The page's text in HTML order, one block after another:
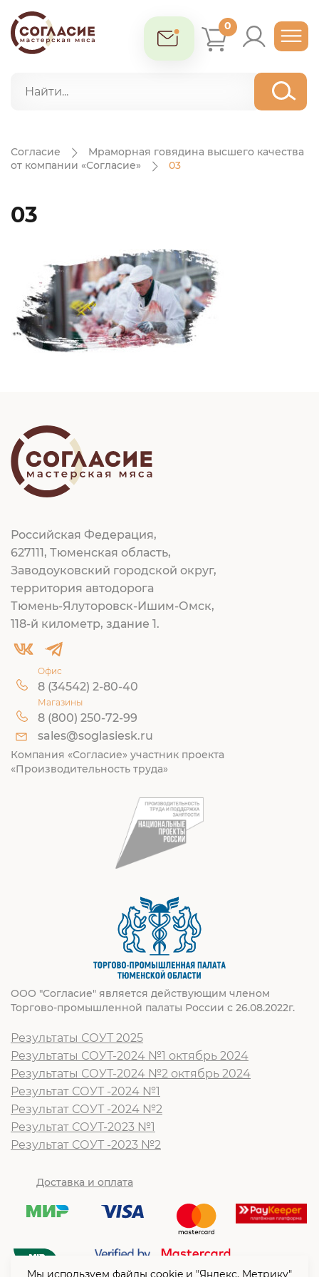
0
Согласие
Мраморная говядина высшего качества
от компании «Согласие»
03
03
Российская Федерация,
627111, Тюменская область,
Заводоуковский городской округ,
территория автодорога
Тюмень-Ялуторовск-Ишим-Омск,
118-й километр, здание 1.
Офис
8 (34542) 2-80-40
Магазины
8 (800) 250-72-99
sales@soglasiesk.ru
Компания «Согласие» участник проекта
«Производительность труда»
ООО "Согласие" является действующим членом
Торгово-промышленной палаты России с 26.08.2022г.
Результаты СОУТ 2025
Результаты СОУТ-2024 №1 октябрь 2024
Результаты СОУТ-2024 №2 октябрь 2024
Результат СОУТ -2024 №1
Результат СОУТ -2024 №2
Результат СОУТ-2023 №1
Результат СОУТ -2023 №2
Доставка и оплата
Мы используем файлы cookie и "Яндекс. Метрику"